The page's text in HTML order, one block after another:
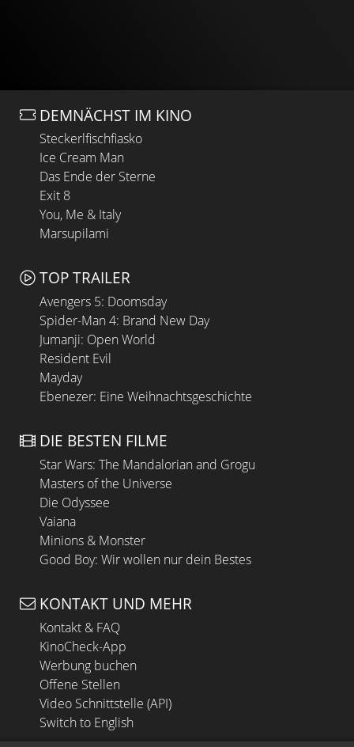
DEMNÄCHST IM KINO
Steckerlfischfiasko
Ice Cream Man
Das Ende der Sterne
Exit 8
You, Me & Italy
Marsupilami
TOP TRAILER
Avengers 5: Doomsday
Spider-Man 4: Brand New Day
Jumanji: Open World
Resident Evil
Mayday
Ebenezer: Eine Weihnachtsgeschichte
DIE BESTEN FILME
Star Wars: The Mandalorian and Grogu
Masters of the Universe
Die Odyssee
Vaiana
Minions & Monster
Good Boy: Wir wollen nur dein Bestes
KONTAKT UND MEHR
Kontakt & FAQ
KinoCheck-App
Werbung buchen
Offene Stellen
Video Schnittstelle (API)
Switch to English